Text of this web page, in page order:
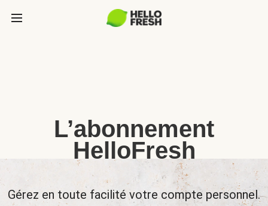
L’abonnement
HelloFresh
Gérez en toute facilité votre compte personnel.